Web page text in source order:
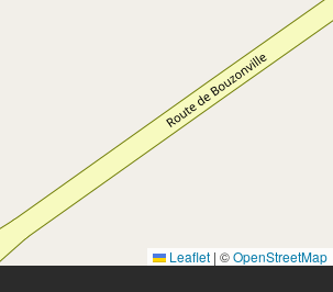
Leaflet | ©OpenStreetMap